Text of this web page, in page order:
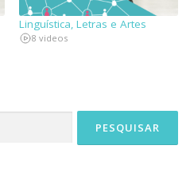
Linguística, Letras e Artes
8 videos